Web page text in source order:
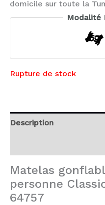
domicile sur toute la
Modalité
Rupture de stock
Description
Matelas
personne
64757